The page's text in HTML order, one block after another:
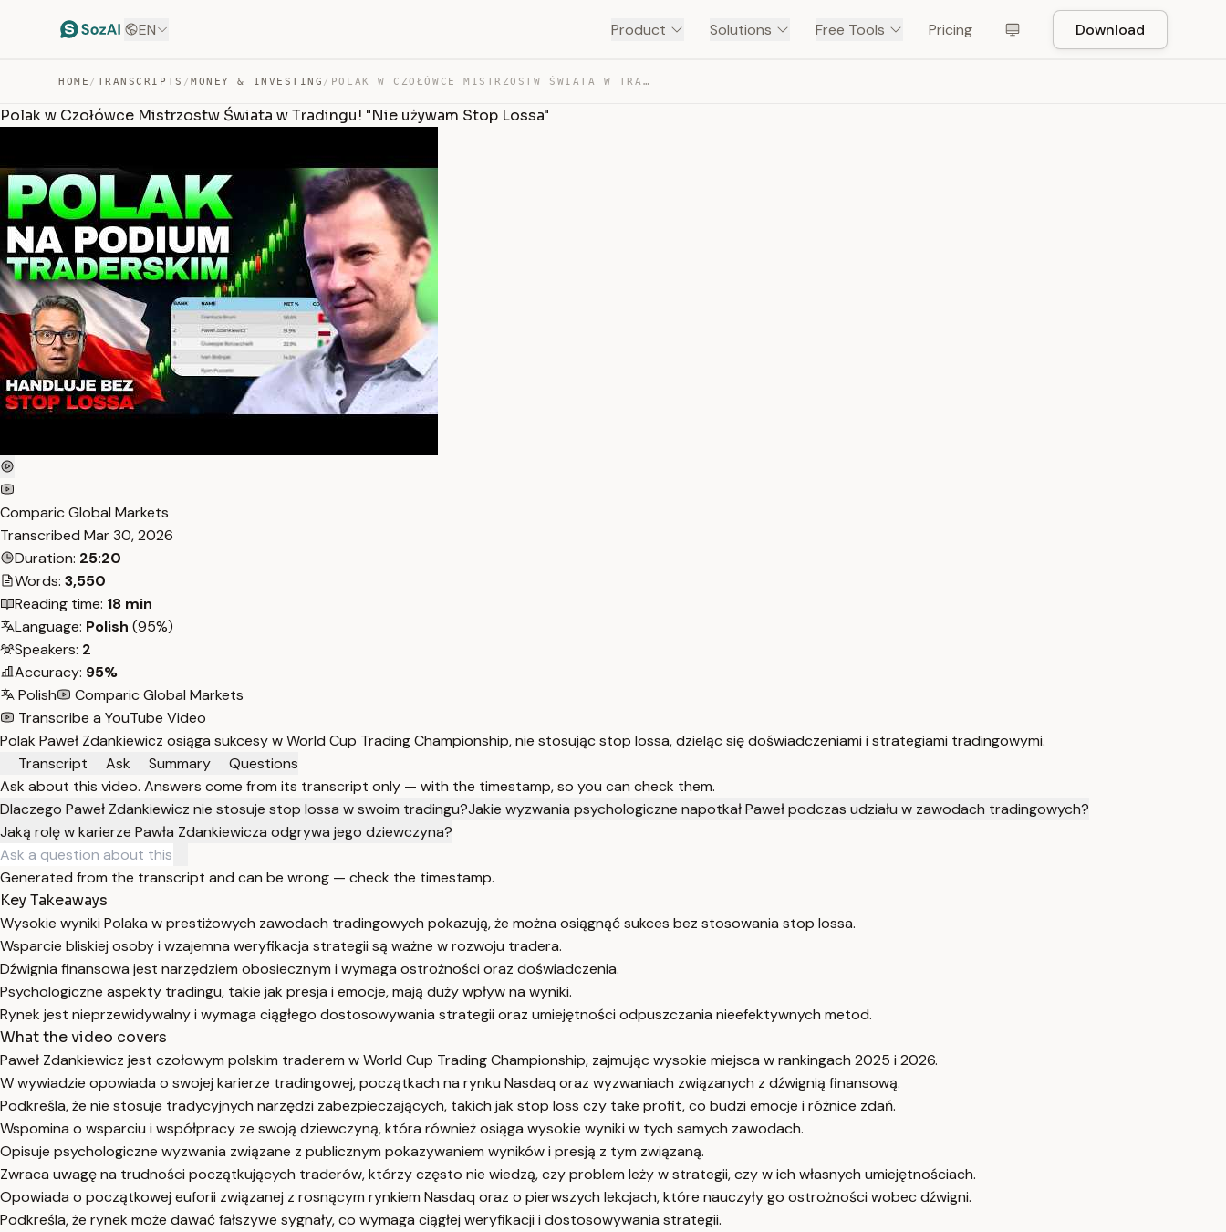
EN Product Solutions Free Tools Pricing Download
HOME / TRANSCRIPTS /MONEY & INVESTING / POLAK W CZOŁÓWCE MISTRZOSTW ŚWIATA W TRADINGU! “NIE UŻY… — TRANSCRIPT
Polak w Czołówce Mistrzostw Świata w Tradingu! "Nie używam Stop Lossa"
Comparic Global Markets
Transcribed Mar 30, 2026
Duration: 25:20
Words: 3,550
Reading time: 18 min
Language: Polish (95%)
Speakers: 2
Accuracy: 95%
Polish
Comparic Global Markets
Transcribe a YouTube Video
Polak Paweł Zdankiewicz osiąga sukcesy w World Cup Trading Championship, nie stosując stop lossa, dzieląc się doświadczeniami i strategiami tradingowymi.
Transcript
Ask Summary
Questions
Ask about this video. Answers come from its transcript only — with the timestamp, so you can check them.
Dlaczego Paweł Zdankiewicz nie stosuje stop lossa w swoim tradingu?Jakie wyzwania psychologiczne napotkał Paweł podczas udziału w zawodach tradingowych?
Jaką rolę w karierze Pawła Zdankiewicza odgrywa jego dziewczyna?
Generated from the transcript and can be wrong — check the timestamp.
Key Takeaways
Wysokie wyniki Polaka w prestiżowych zawodach tradingowych pokazują, że można osiągnąć sukces bez stosowania stop lossa.
Wsparcie bliskiej osoby i wzajemna weryfikacja strategii są ważne w rozwoju tradera.
Dźwignia finansowa jest narzędziem obosiecznym i wymaga ostrożności oraz doświadczenia.
Psychologiczne aspekty tradingu, takie jak presja i emocje, mają duży wpływ na wyniki.
Rynek jest nieprzewidywalny i wymaga ciągłego dostosowywania strategii oraz umiejętności odpuszczania nieefektywnych metod.
What the video covers
Paweł Zdankiewicz jest czołowym polskim traderem w World Cup Trading Championship, zajmując wysokie miejsca w rankingach 2025 i 2026.
W wywiadzie opowiada o swojej karierze tradingowej, początkach na rynku Nasdaq oraz wyzwaniach związanych z dźwignią finansową.
Podkreśla, że nie stosuje tradycyjnych narzędzi zabezpieczających, takich jak stop loss czy take profit, co budzi emocje i różnice zdań.
Wspomina o wsparciu i współpracy ze swoją dziewczyną, która również osiąga wysokie wyniki w tych samych zawodach.
Opisuje psychologiczne wyzwania związane z publicznym pokazywaniem wyników i presją z tym związaną.
Zwraca uwagę na trudności początkujących traderów, którzy często nie wiedzą, czy problem leży w strategii, czy w ich własnych umiejętnościach.
Opowiada o początkowej euforii związanej z rosnącym rynkiem Nasdaq oraz o pierwszych lekcjach, które nauczyły go ostrożności wobec dźwigni.
Podkreśla, że rynek może dawać fałszywe sygnały, co wymaga ciągłej weryfikacji i dostosowywania strategii.